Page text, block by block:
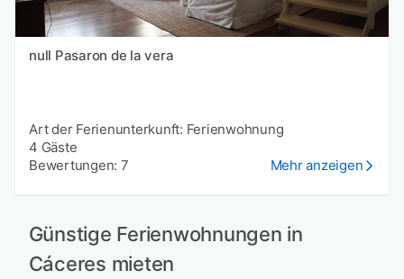
null Pasaron de la vera
Art der Ferienunterkunft: Ferienwohnung
4 Gäste
Bewertungen: 7
Mehr anzeigen
Günstige Ferienwohnungen in
Cáceres mieten